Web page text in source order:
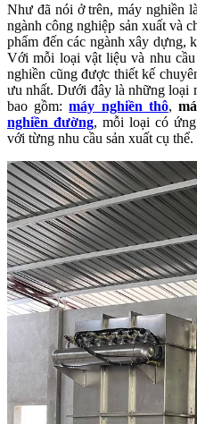
Như đã nói ở trên, máy nghiền
ngành công nghiệp sản xuất và
phẩm đến các ngành xây dựng,
Với mỗi loại vật liệu và nhu
nghiền cũng được thiết kế
ưu nhất. Dưới đây là những loại
bao gồm:máy nghiền thô,
nghiền đường, mỗi loại có
với từng nhu cầu sản xuất cụ thể.